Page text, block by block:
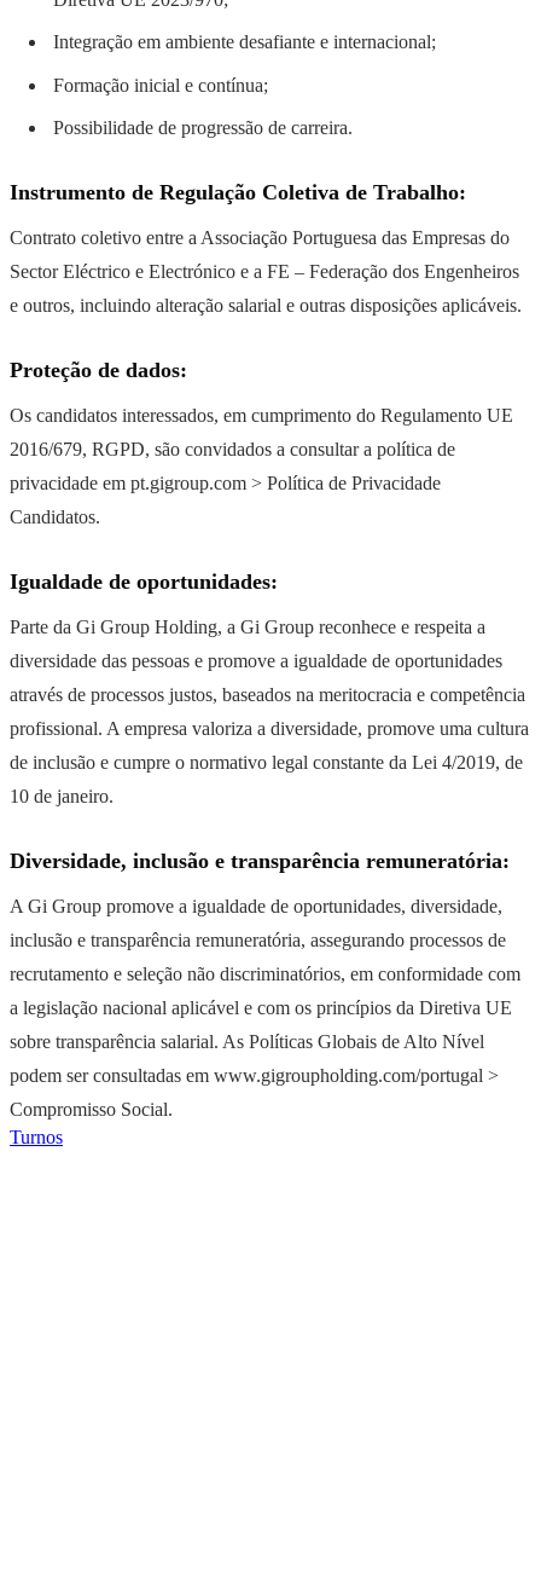
Integração em ambiente desafiante e internacional;
Formação inicial e contínua;
Possibilidade de progressão de carreira.
Instrumento de Regulação Coletiva de Trabalho:
Contrato coletivo entre a Associação Portuguesa das Empresas do
Sector Eléctrico e Electrónico e a FE – Federação dos Engenheiros
e outros, incluindo alteração salarial e outras disposições aplicáveis.
Proteção de dados:
Os candidatos interessados, em cumprimento do Regulamento UE
2016/679, RGPD, são convidados a consultar a política de
privacidade em pt.gigroup.com > Política de Privacidade
Candidatos.
Igualdade de oportunidades:
Parte da Gi Group Holding, a Gi Group reconhece e respeita a
diversidade das pessoas e promove a igualdade de oportunidades
através de processos justos, baseados na meritocracia e competência
profissional. A empresa valoriza a diversidade, promove uma cultura
de inclusão e cumpre o normativo legal constante da Lei 4/2019, de
10 de janeiro.
Diversidade, inclusão e transparência remuneratória:
A Gi Group promove a igualdade de oportunidades, diversidade,
inclusão e transparência remuneratória, assegurando processos de
recrutamento e seleção não discriminatórios, em conformidade com
a legislação nacional aplicável e com os princípios da Diretiva UE
sobre transparência salarial. As Políticas Globais de Alto Nível
podem ser consultadas em www.gigroupholding.com/portugal >
Compromisso Social.
Turnos